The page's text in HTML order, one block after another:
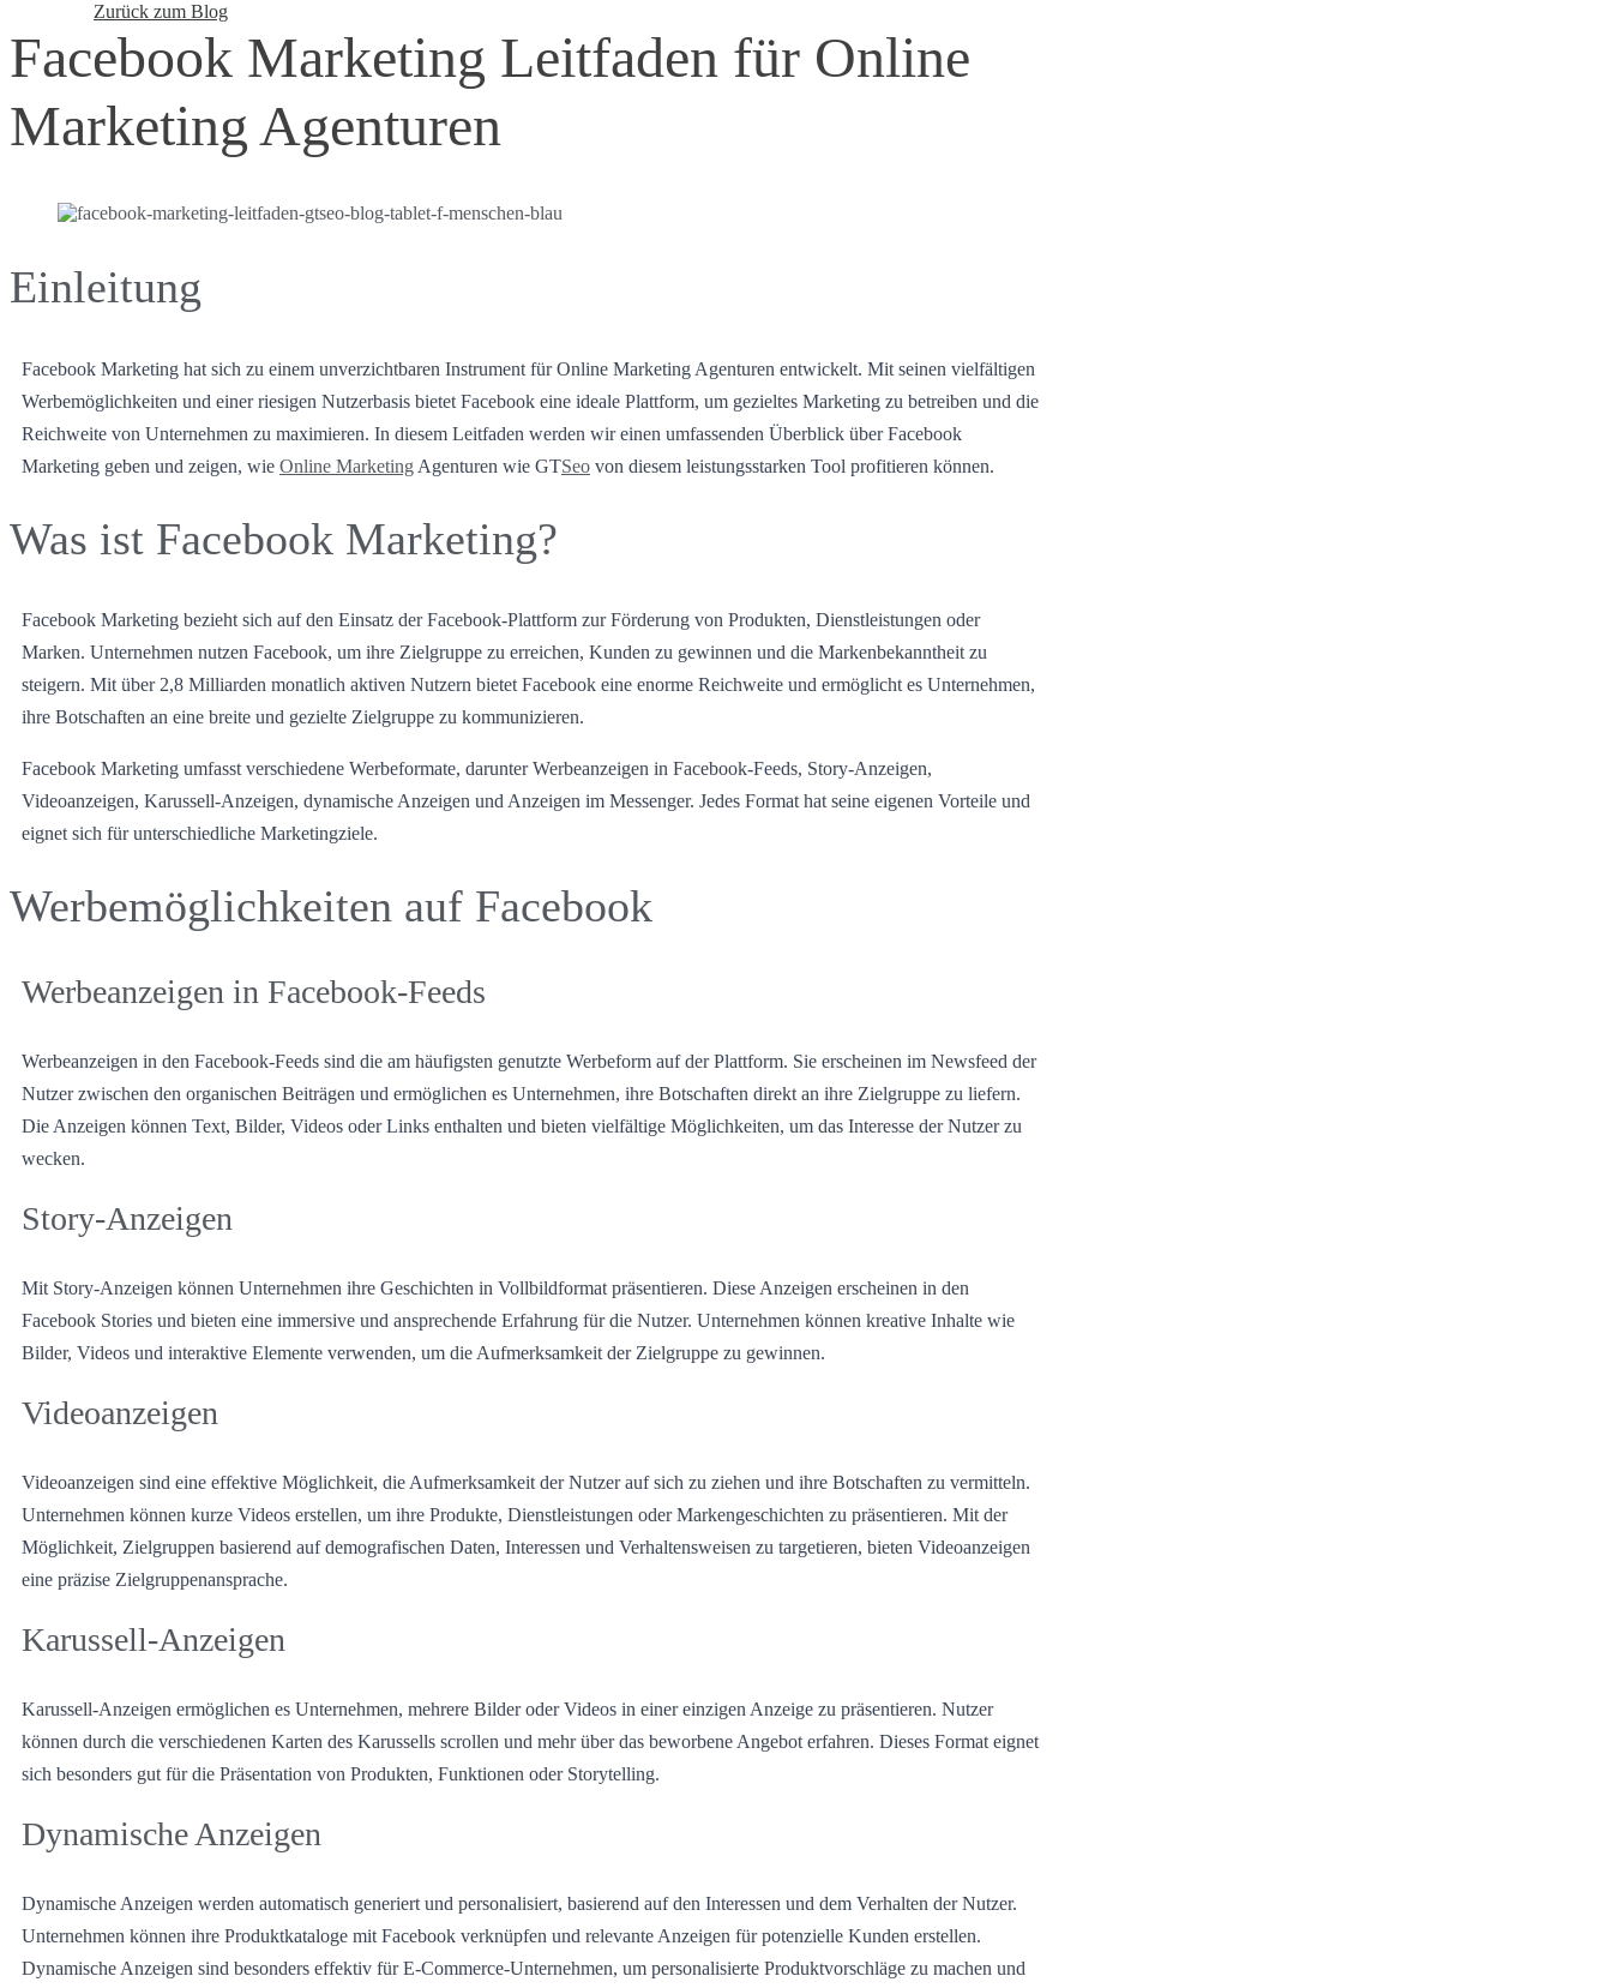
Zurück zum Blog
Facebook Marketing Leitfaden für Online
Marketing Agenturen
Einleitung
Facebook Marketing hat sich zu einem unverzichtbaren Instrument für Online Marketing Agenturen entwickelt. Mit seinen vielfältigen
Werbemöglichkeiten und einer riesigen Nutzerbasis bietet Facebook eine ideale Plattform, um gezieltes Marketing zu betreiben und die
Reichweite von Unternehmen zu maximieren. In diesem Leitfaden werden wir einen umfassenden Überblick über Facebook
Marketing geben und zeigen, wie Online Marketing Agenturen wie GTSeo von diesem leistungsstarken Tool profitieren können.
Was ist Facebook Marketing?
Facebook Marketing bezieht sich auf den Einsatz der Facebook-Plattform zur Förderung von Produkten, Dienstleistungen oder
Marken. Unternehmen nutzen Facebook, um ihre Zielgruppe zu erreichen, Kunden zu gewinnen und die Markenbekanntheit zu
steigern. Mit über 2,8 Milliarden monatlich aktiven Nutzern bietet Facebook eine enorme Reichweite und ermöglicht es Unternehmen,
ihre Botschaften an eine breite und gezielte Zielgruppe zu kommunizieren.
Facebook Marketing umfasst verschiedene Werbeformate, darunter Werbeanzeigen in Facebook-Feeds, Story-Anzeigen,
Videoanzeigen, Karussell-Anzeigen, dynamische Anzeigen und Anzeigen im Messenger. Jedes Format hat seine eigenen Vorteile und
eignet sich für unterschiedliche Marketingziele.
Werbemöglichkeiten auf Facebook
Werbeanzeigen in Facebook-Feeds
Werbeanzeigen in den Facebook-Feeds sind die am häufigsten genutzte Werbeform auf der Plattform. Sie erscheinen im Newsfeed der
Nutzer zwischen den organischen Beiträgen und ermöglichen es Unternehmen, ihre Botschaften direkt an ihre Zielgruppe zu liefern.
Die Anzeigen können Text, Bilder, Videos oder Links enthalten und bieten vielfältige Möglichkeiten, um das Interesse der Nutzer zu
wecken.
Story-Anzeigen
Mit Story-Anzeigen können Unternehmen ihre Geschichten in Vollbildformat präsentieren. Diese Anzeigen erscheinen in den
Facebook Stories und bieten eine immersive und ansprechende Erfahrung für die Nutzer. Unternehmen können kreative Inhalte wie
Bilder, Videos und interaktive Elemente verwenden, um die Aufmerksamkeit der Zielgruppe zu gewinnen.
Videoanzeigen
Videoanzeigen sind eine effektive Möglichkeit, die Aufmerksamkeit der Nutzer auf sich zu ziehen und ihre Botschaften zu vermitteln.
Unternehmen können kurze Videos erstellen, um ihre Produkte, Dienstleistungen oder Markengeschichten zu präsentieren. Mit der
Möglichkeit, Zielgruppen basierend auf demografischen Daten, Interessen und Verhaltensweisen zu targetieren, bieten Videoanzeigen
eine präzise Zielgruppenansprache.
Karussell-Anzeigen
Karussell-Anzeigen ermöglichen es Unternehmen, mehrere Bilder oder Videos in einer einzigen Anzeige zu präsentieren. Nutzer
können durch die verschiedenen Karten des Karussells scrollen und mehr über das beworbene Angebot erfahren. Dieses Format eignet
sich besonders gut für die Präsentation von Produkten, Funktionen oder Storytelling.
Dynamische Anzeigen
Dynamische Anzeigen werden automatisch generiert und personalisiert, basierend auf den Interessen und dem Verhalten der Nutzer.
Unternehmen können ihre Produktkataloge mit Facebook verknüpfen und relevante Anzeigen für potenzielle Kunden erstellen.
Dynamische Anzeigen sind besonders effektiv für E-Commerce-Unternehmen, um personalisierte Produktvorschläge zu machen und